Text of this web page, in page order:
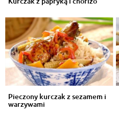
Pieczony kurczak z sezamem i
warzywami